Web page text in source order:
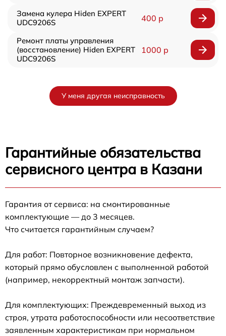
Замена кулера Hiden EXPERT
UDC9206S
400 р
Ремонт платы управления
(восстановление) Hiden EXPERT
UDC9206S
1000 р
У меня другая неисправность
Гарантийные обязательства
сервисного центра в Казани
Гарантия от сервиса: на смонтированные
комплектующие — до 3 месяцев.
Что считается гарантийным случаем?
Для работ: Повторное возникновение дефекта,
который прямо обусловлен с выполненной работой
(например, некорректный монтаж запчасти).
Для комплектующих: Преждевременный выход из
строя, утрата работоспособности или несоответствие
заявленным характеристикам при нормальном